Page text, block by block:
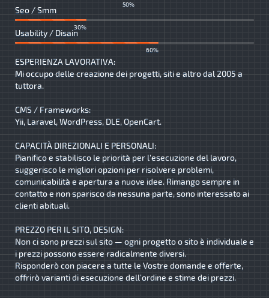
50%
Seo / Smm
30%
Usability / Disain
60%
ESPERIENZA LAVORATIVA:
Mi occupo delle creazione dei progetti, siti e altro dal 2005 a
tuttora.
CMS / Frameworks:
Yii, Laravel, WordPress, DLE, OpenCart.
CAPACITÀ DIREZIONALI E PERSONALI:
Pianifico e stabilisco le priorità per l'esecuzione del lavoro,
suggerisco le migliori opzioni per risolvere problemi,
comunicabilità e apertura a nuove idee. Rimango sempre in
contatto e non sparisco da nessuna parte, sono interessato ai
clienti abituali.
PREZZO PER IL SITO, DESIGN:
Non ci sono prezzi sul sito — ogni progetto o sito è individuale e
i prezzi possono essere radicalmente diversi.
Risponderò con piacere a tutte le Vostre domande e offerte,
offrirò varianti di esecuzione dell’ordine e stime dei prezzi.